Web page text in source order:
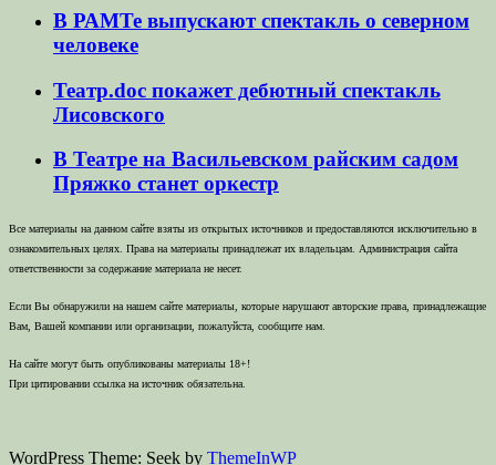
В РАМТе выпускают спектакль о северном
человеке
Театр.doc покажет дебютный спектакль
Лисовского
В Театре на Васильевском райским садом
Пряжко станет оркестр
Все материалы на данном сайте взяты из открытых источников и предоставляются исключительно в
ознакомительных целях. Права на материалы принадлежат их владельцам. Администрация сайта
ответственности за содержание материала не несет.
Если Вы обнаружили на нашем сайте материалы, которые нарушают авторские права, принадлежащие
Вам, Вашей компании или организации, пожалуйста, сообщите нам.
На сайте могут быть опубликованы материалы 18+!
При цитировании ссылка на источник обязательна.
WordPress Theme: Seek by ThemeInWP